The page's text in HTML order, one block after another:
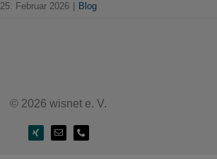
25. Februar 2026 Blog
© 2026 wisnet e. V.